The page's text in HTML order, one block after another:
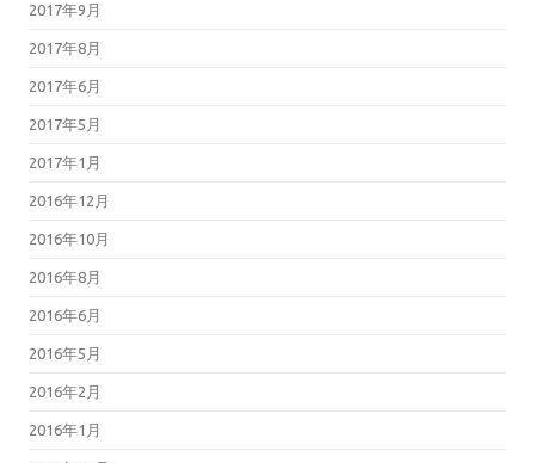
2017年9月
2017年8月
2017年6月
2017年5月
2017年1月
2016年12月
2016年10月
2016年8月
2016年6月
2016年5月
2016年2月
2016年1月